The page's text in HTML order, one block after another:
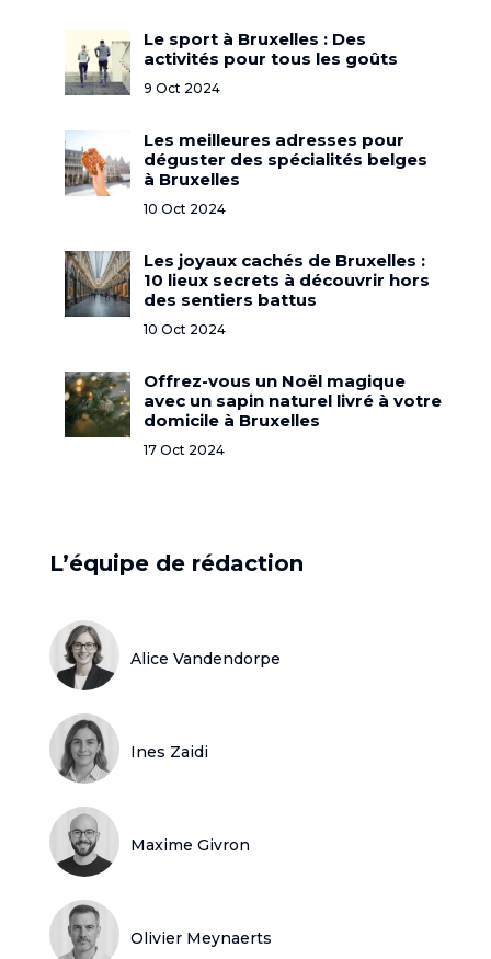
Le sport à Bruxelles : Des
activités pour tous les goûts
9 Oct 2024
Les meilleures adresses pour
déguster des spécialités belges
à Bruxelles
10 Oct 2024
Les joyaux cachés de Bruxelles :
10 lieux secrets à découvrir hors
des sentiers battus
10 Oct 2024
Offrez-vous un Noël magique
avec un sapin naturel livré à votre
domicile à Bruxelles
17 Oct 2024
L’équipe de rédaction
Alice Vandendorpe
Ines Zaidi
Maxime Givron
Olivier Meynaerts